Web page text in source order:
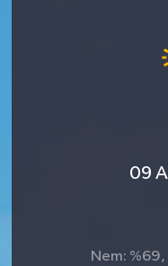
09
Nem: %69,